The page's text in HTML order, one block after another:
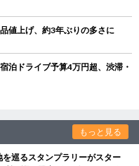
値上げ、約3年ぶりの多さに
ドライブ予算4万円超、渋滞・
もっと見る
巡るスタンプラリーがスター